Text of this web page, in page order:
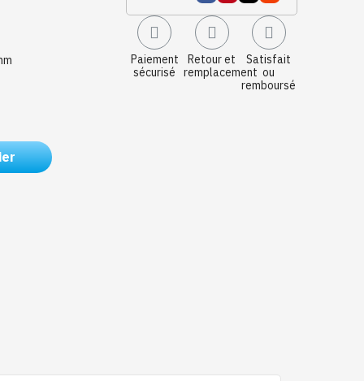
Paiement
sécurisé
Retour et
remplacement
Satisfait
ou
remboursé